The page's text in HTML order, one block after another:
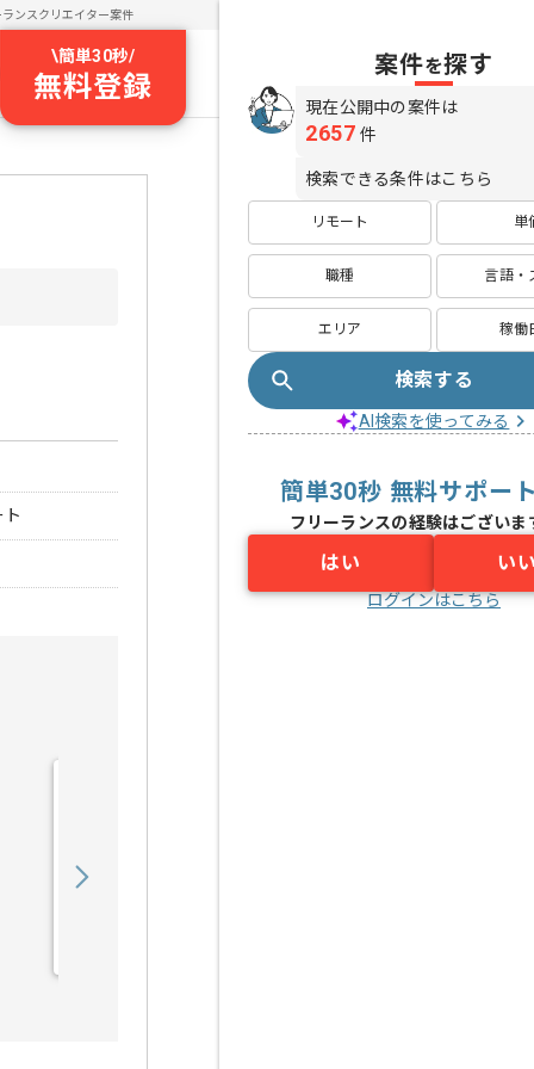
ランスクリエイター案件
\簡単30秒/
無料登録
案件を探す
現在公開中の案件は
2657 件
検索できる条件はこちら
リモート 単
職種 言語・
エリア 稼働
検索する
AI検索を使ってみる
簡単30秒 無料サポー
フリーランスの経験はございま
はい い
ログインはこちら